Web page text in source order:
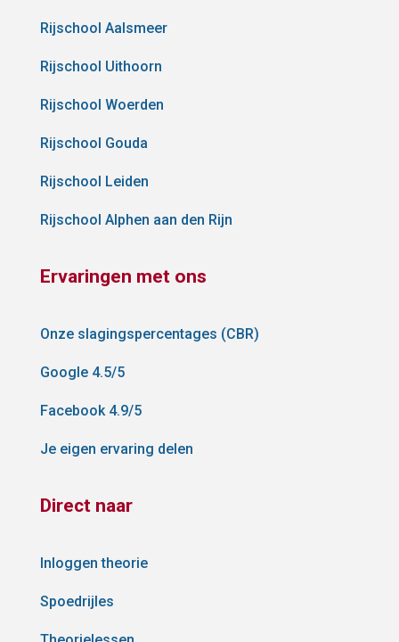
Rijschool Aalsmeer
Rijschool Uithoorn
Rijschool Woerden
Rijschool Gouda
Rijschool Leiden
Rijschool Alphen aan den Rijn
Ervaringen met ons
Onze slagingspercentages (CBR)
Google 4.5/5
Facebook 4.9/5
Je eigen ervaring delen
Direct naar
Inloggen theorie
Spoedrijles